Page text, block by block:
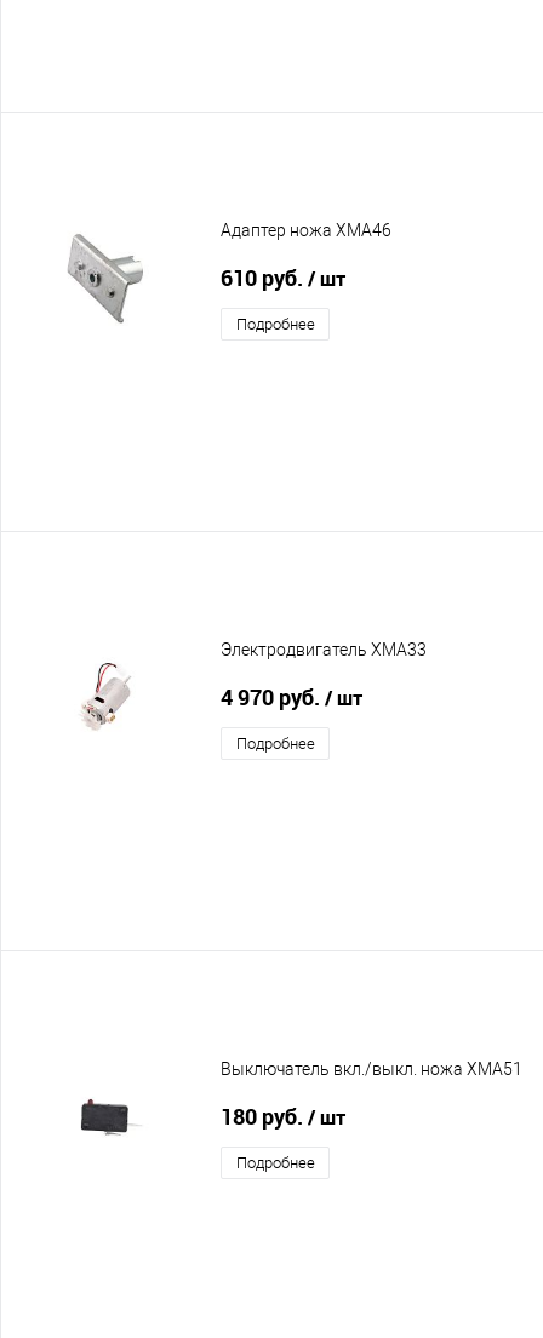
Адаптер ножа XMA46
610 руб. / шт
Подробнее
Электродвигатель XMA33
4 970 руб. / шт
Подробнее
Выключатель вкл./выкл. ножа XMA51
180 руб. / шт
Подробнее